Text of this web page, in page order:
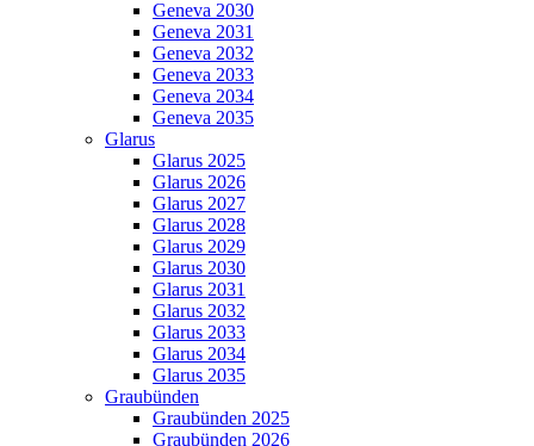
Geneva 2030
Geneva 2031
Geneva 2032
Geneva 2033
Geneva 2034
Geneva 2035
Glarus
Glarus 2025
Glarus 2026
Glarus 2027
Glarus 2028
Glarus 2029
Glarus 2030
Glarus 2031
Glarus 2032
Glarus 2033
Glarus 2034
Glarus 2035
Graubünden
Graubünden 2025
Graubünden 2026